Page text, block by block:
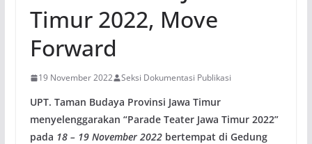
Timur 2022, Move
Forward
19 November 2022 Seksi Dokumentasi Publikasi
UPT. Taman Budaya Provinsi Jawa Timur
menyelenggarakan “Parade Teater Jawa Timur 2022”
pada 18 – 19 November 2022bertempat di Gedung